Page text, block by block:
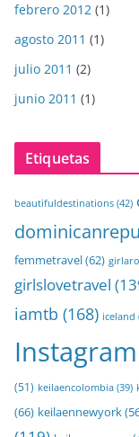
febrero 2012 (1)
agosto 2011 (1)
julio 2011 (2)
junio 2011 (1)
Etiquetas
beautifuldestinations (42)
femmetravel(62)
girlslovetravel
iamtb (168) iceland
Instagram
(51) keilaencolombia (39)
(66) keilaennewyork